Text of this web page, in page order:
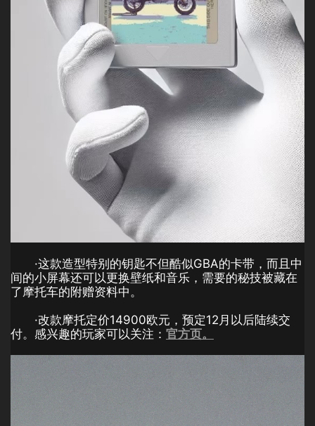
·这款造型特别的钥匙不但酷似GBA的卡带，而且中
间的小屏幕还可以更换壁纸和音乐，需要的秘技被藏在
了摩托车的附赠资料中。
·改款摩托定价14900欧元，预定12月以后陆续交
付。感兴趣的玩家可以关注： 官方页。